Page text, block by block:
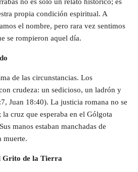
no es solo un relato histórico; es
propia condición espiritual. A
el nombre, pero rara vez sentimos
se rompieron aquel día.
de las circunstancias. Los
crudeza: un sedicioso, un ladrón y
Juan 18:40). La justicia romana no se
cruz que esperaba en el Gólgota
manos estaban manchadas de
muerte.
Grito de la Tierra